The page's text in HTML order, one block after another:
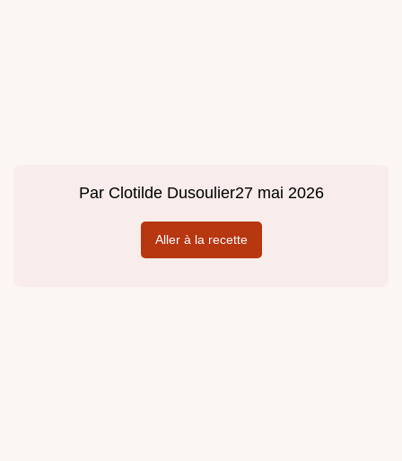
Par Clotilde Dusoulier27 mai 2026
Aller à la recette